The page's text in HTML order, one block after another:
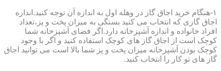
۱-هنگام خرید اجاق گاز در وهله اول به اندازه آن توجه کنید.اندازه
اجاق گازی که انتخاب می کنید بستگی به میزان پخت و پز،تعداد
افراد خانواده و اندازه آشپزخانه دارد.اگر فضای آشپزخانه شما
کوچک است از اجاق گاز های کوچک استفاده کنید و اگر با وجود
کوچک بودن آشپزخانه میزان پخت و پز شما بالا است می توانید اجاق
گاز های تو کار را انتخاب کنید.